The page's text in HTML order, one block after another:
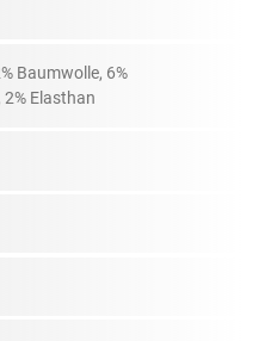
Baumwolle, 6%
Elasthan